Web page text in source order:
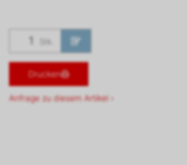
Stk.
Drucken
Anfrage zu diesem Artikel ›